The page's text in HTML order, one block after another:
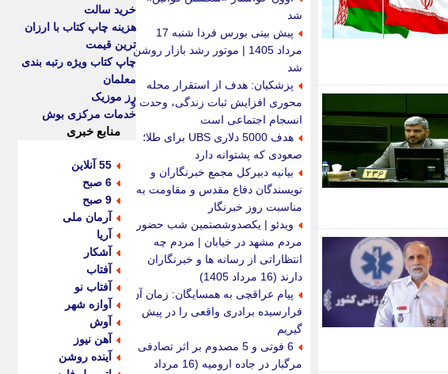
شد
پیش بینی بورس فردا شنبه 17
مرداد 1405 | موتور رشد بازار روشن
شد
پزشکیان: هدف از استقرار محله
محوری افزایش ثبات زندگی، وحدت و
انسجام اجتماعی است
هدف 5000 دلاری UBS برای طلا؛
صعودی که پشتوانه دارد
بیانیه دبیرکل مجمع خبرنگاران و
نویسندگان دفاع مقدس و مقاومت به
مناسبت روز خبرنگار
ویدئو | یکصدوشصتمین شب حضور
مردم مشهد در خیابان | مردم چه
انتظاراتی از رسانه ها و خبرنگاران
دارند (16 مرداد 1405)
پیام عراقچی به همسایگان: زمان آن
فرارسیده برادری واقعی را در پیش
گیریم
6 فوتی و 5 مصدوم بر اثر تصادفی
مرگبار در جاده ارومیه (16 مرداد
خرید سالت
هزینه چاپ کتاب با ارزان
ترین قیمت
چاپ کتاب ویژه رتبه بندی
معلمان
رز موزیک
خدمات مرکزی بوش
منابع خبری
55 آنلاین
6 صبح
9 صبح
آرمان ملی
آریا
آشکار
آفتاب
آفتاب نو
آوازه شهر
آوش
آهن نیوز
آینده روشن